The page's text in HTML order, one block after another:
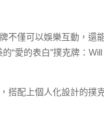
不僅可以娛樂互動，
“愛的表白”撲克牌：
搭配上個人化設計的撲